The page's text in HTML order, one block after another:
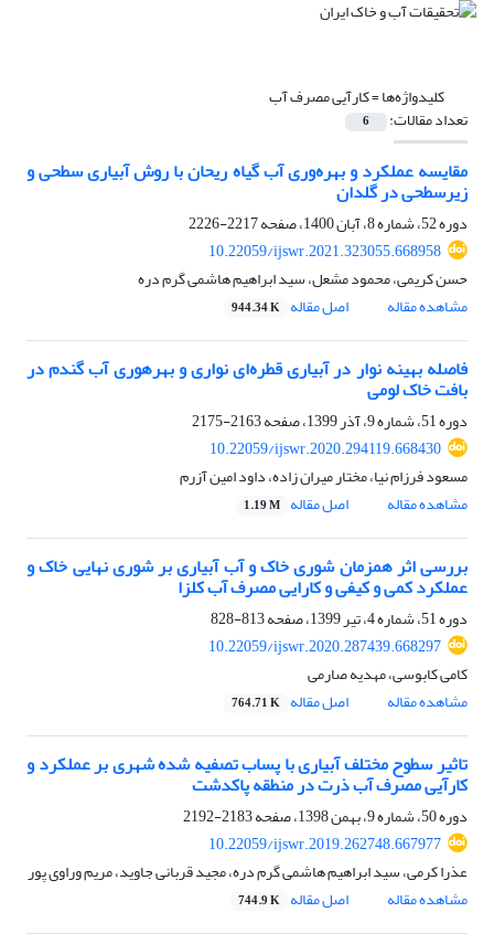
کلیدواژه‌ها =کارآیی مصرف آب
تعداد مقالات: 6
مقایسه عملکرد و بهره‌وری آب گیاه ریحان با روش آبیاری سطحی و
زیرسطحی در گلدان
دوره 52، شماره 8، آبان 1400، صفحه
2217-2226
10.22059/ijswr.2021.323055.668958
حسن کریمی، محمود مشعل، سید ابراهیم هاشمی گرم دره
مشاهده مقاله
اصل مقاله 944.34 K
فاصله بهینه نوار در آبیاری قطره‌ای نواری و بهرهوری آب گندم در
بافت خاک لومی
دوره 51، شماره 9، آذر 1399، صفحه
2163-2175
10.22059/ijswr.2020.294119.668430
مسعود فرزام نیا، مختار میران زاده، داود امین آزرم
مشاهده مقاله
اصل مقاله 1.19 M
بررسی اثر همزمان شوری خاک و آب آبیاری بر شوری نهایی خاک و
عملکرد کمی و کیفی و کارایی مصرف آب کلزا
دوره 51، شماره 4، تیر 1399، صفحه
813-828
10.22059/ijswr.2020.287439.668297
کامی کابوسی، مهدیه صارمی
مشاهده مقاله
اصل مقاله 764.71 K
تاثیر سطوح مختلف آبیاری با پساب تصفیه شده شهری بر عملکرد و
کارآیی مصرف آب ذرت در منطقه پاکدشت
دوره 50، شماره 9، بهمن 1398، صفحه
2183-2192
10.22059/ijswr.2019.262748.667977
عذرا کرمی، سید ابراهیم هاشمی گرم دره، مجید قربانی جاوید، مریم وراوی پور
مشاهده مقاله
اصل مقاله 744.9 K